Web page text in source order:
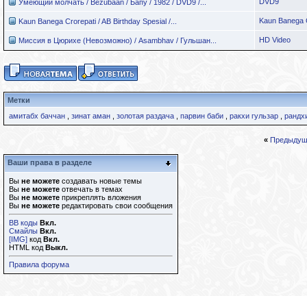
Умеющий молчать / Bezubaan / Бапу / 1982 / DVD9 /...
Kaun Banega Crorepati / AB Birthday Spesial /... Kaun Banega
Миссия в Цюрихе (Невозможно) / Asambhav / Гульшан... HD Video
Метки
амитабх баччан
зинат аман золотая раздача парвин баби ракхи гульзар
«
Ваши права в разделе
Вы не можете создавать новые темы
Вы не можете отвечать в темах
Вы не можете прикреплять вложения
Вы не можете редактировать свои сообщения
BB коды Вкл.
Смайлы Вкл.
[IMG] код Вкл.
HTML код Выкл.
Правила форума